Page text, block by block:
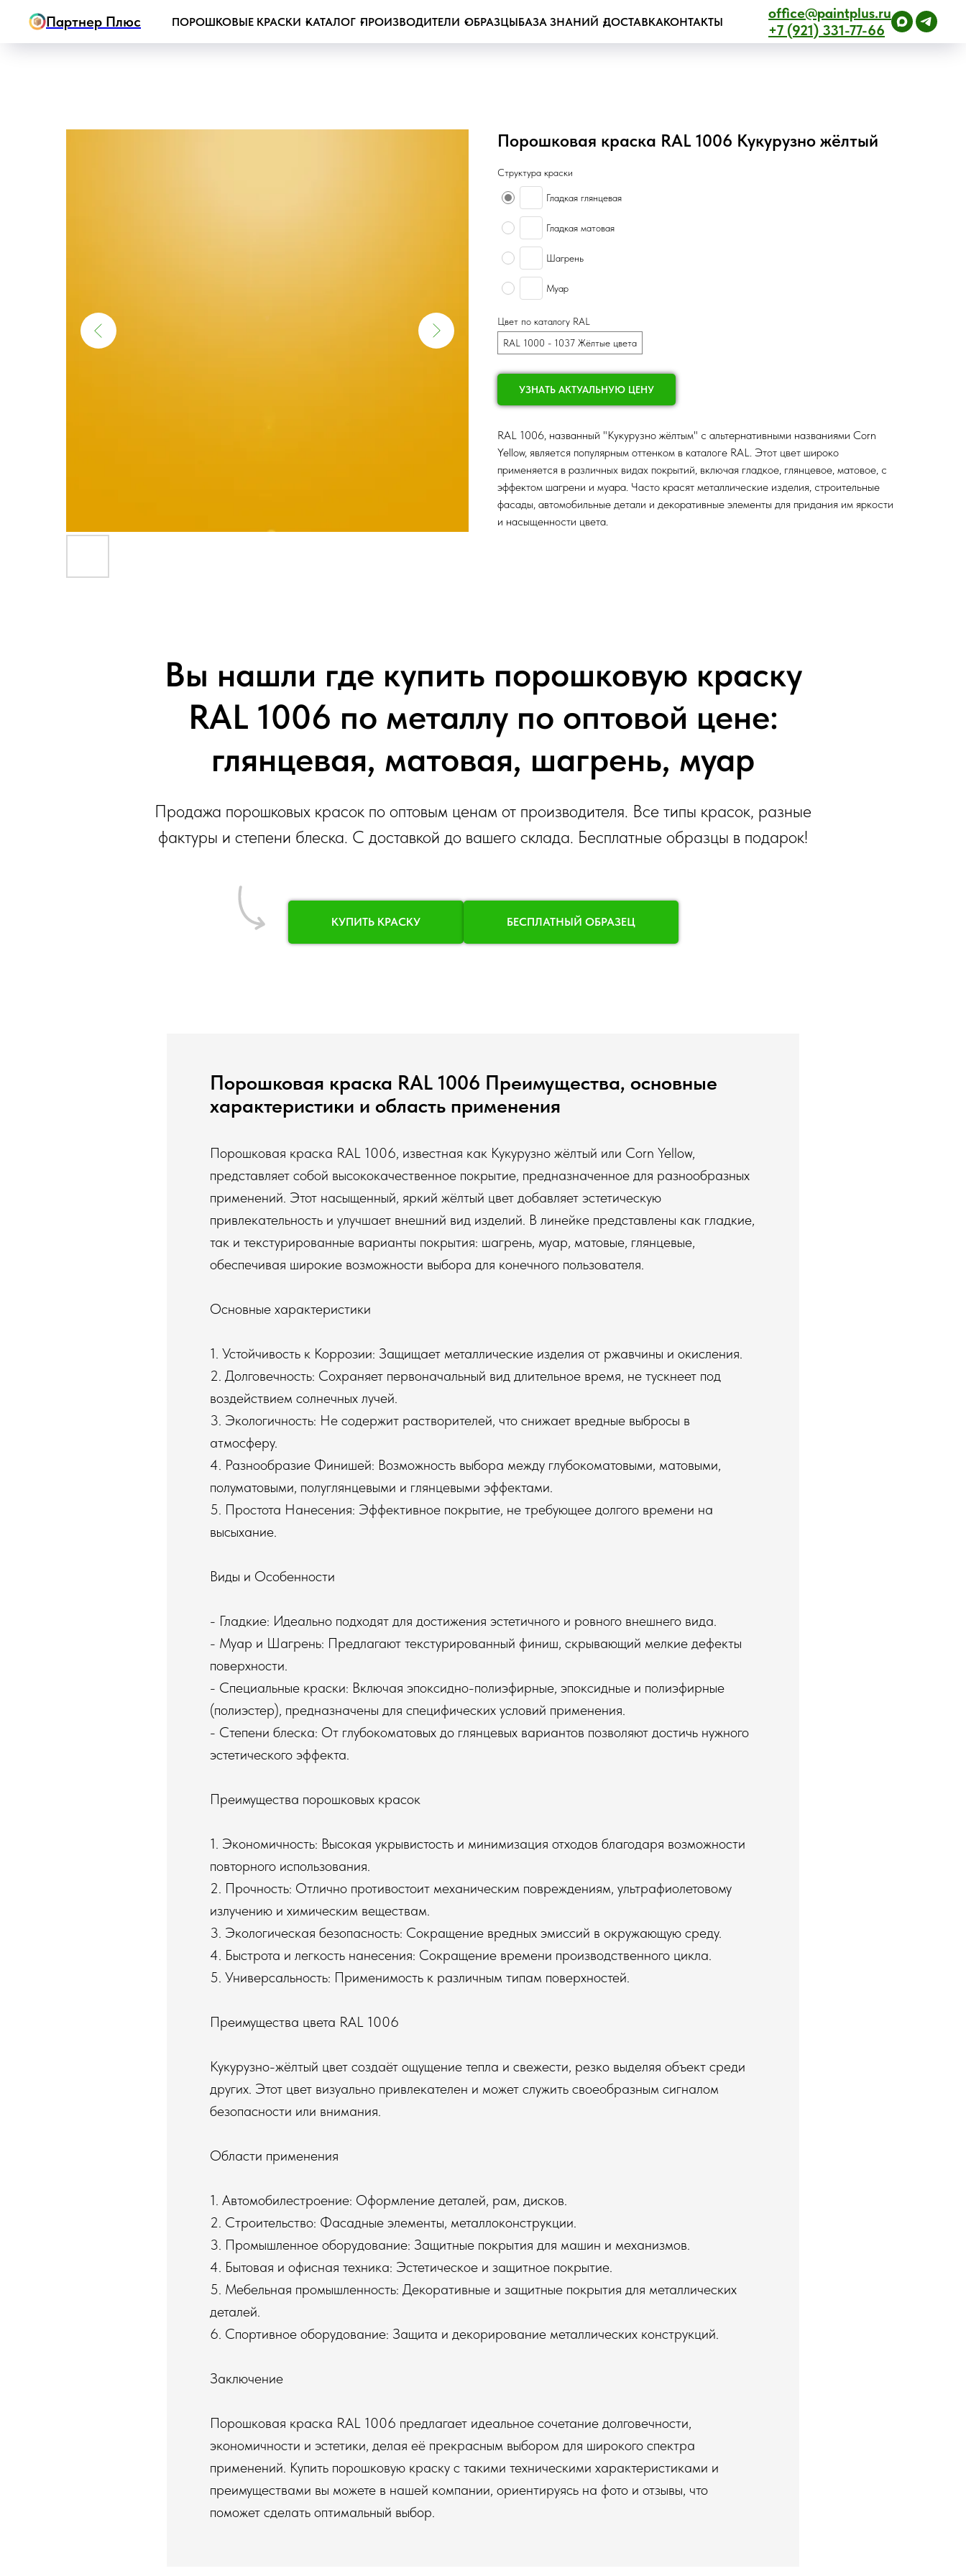
Партнер Плюс ПОРОШКОВЫЕ КРАСКИ КАТАЛОГ ПРОИЗВОДИТЕЛИ ОБРАЗЦЫБАЗА ЗНАНИЙ ДОСТАВКАКОНТАКТЫ
office@paintplus.ru
+7 (921) 331-77-66
Порошковая краска RAL 1006 Кукурузно жёлтый
Структура краски
Гладкая глянцевая
Гладкая матовая
Шагрень
Муар
Цвет по каталогу RAL
RAL 1000 - 1037 Жёлтые цвета
УЗНАТЬ АКТУАЛЬНУЮ ЦЕНУ
RAL 1006, названный "Кукурузно жёлтым" с альтернативными названиями Corn
Yellow, является популярным оттенком в каталоге RAL. Этот цвет широко
применяется в различных видах покрытий, включая гладкое, глянцевое, матовое, с
эффектом шагрени и муара. Часто красят металлические изделия, строительные
фасады, автомобильные детали и декоративные элементы для придания им яркости
и насыщенности цвета.
Вы нашли где купить порошковую краску
RAL 1006 по металлу по оптовой цене:
глянцевая, матовая, шагрень, муар
Продажа порошковых красок по оптовым ценам от производителя. Все типы красок, разные
фактуры и степени блеска. С доставкой до вашего склада. Бесплатные образцы в подарок!
КУПИТЬ КРАСКУ БЕСПЛАТНЫЙ ОБРАЗЕЦ
Порошковая краска RAL 1006 Преимущества, основные
характеристики и область применения
Порошковая краска RAL 1006, известная как Кукурузно жёлтый или Corn Yellow,
представляет собой высококачественное покрытие, предназначенное для разнообразных
применений. Этот насыщенный, яркий жёлтый цвет добавляет эстетическую
привлекательность и улучшает внешний вид изделий. В линейке представлены как гладкие,
так и текстурированные варианты покрытия: шагрень, муар, матовые, глянцевые,
обеспечивая широкие возможности выбора для конечного пользователя.
Основные характеристики
1. Устойчивость к Коррозии: Защищает металлические изделия от ржавчины и окисления.
2. Долговечность: Сохраняет первоначальный вид длительное время, не тускнеет под
воздействием солнечных лучей.
3. Экологичность: Не содержит растворителей, что снижает вредные выбросы в
атмосферу.
4. Разнообразие Финишей: Возможность выбора между глубокоматовыми, матовыми,
полуматовыми, полуглянцевыми и глянцевыми эффектами.
5. Простота Нанесения: Эффективное покрытие, не требующее долгого времени на
высыхание.
Виды и Особенности
- Гладкие: Идеально подходят для достижения эстетичного и ровного внешнего вида.
- Муар и Шагрень: Предлагают текстурированный финиш, скрывающий мелкие дефекты
поверхности.
- Специальные краски: Включая эпоксидно-полиэфирные, эпоксидные и полиэфирные
(полиэстер), предназначены для специфических условий применения.
- Степени блеска: От глубокоматовых до глянцевых вариантов позволяют достичь нужного
эстетического эффекта.
Преимущества порошковых красок
1. Экономичность: Высокая укрывистость и минимизация отходов благодаря возможности
повторного использования.
2. Прочность: Отлично противостоит механическим повреждениям, ультрафиолетовому
излучению и химическим веществам.
3. Экологическая безопасность: Сокращение вредных эмиссий в окружающую среду.
4. Быстрота и легкость нанесения: Сокращение времени производственного цикла.
5. Универсальность: Применимость к различным типам поверхностей.
Преимущества цвета RAL 1006
Кукурузно-жёлтый цвет создаёт ощущение тепла и свежести, резко выделяя объект среди
других. Этот цвет визуально привлекателен и может служить своеобразным сигналом
безопасности или внимания.
Области применения
1. Автомобилестроение: Оформление деталей, рам, дисков.
2. Строительство: Фасадные элементы, металлоконструкции.
3. Промышленное оборудование: Защитные покрытия для машин и механизмов.
4. Бытовая и офисная техника: Эстетическое и защитное покрытие.
5. Мебельная промышленность: Декоративные и защитные покрытия для металлических
деталей.
6. Спортивное оборудование: Защита и декорирование металлических конструкций.
Заключение
Порошковая краска RAL 1006 предлагает идеальное сочетание долговечности,
экономичности и эстетики, делая её прекрасным выбором для широкого спектра
применений. Купить порошковую краску с такими техническими характеристиками и
преимуществами вы можете в нашей компании, ориентируясь на фото и отзывы, что
поможет сделать оптимальный выбор.